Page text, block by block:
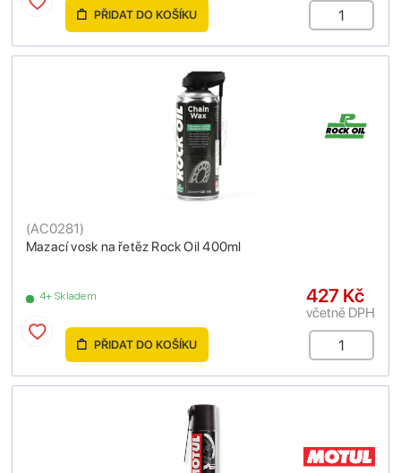
PŘIDAT DO KOŠÍKU
Mazací vosk na řetěz Rock Oil 400ml
(AC0281)
4+ Skladem 427 Kč
včetně DPH
PŘIDAT DO KOŠÍKU